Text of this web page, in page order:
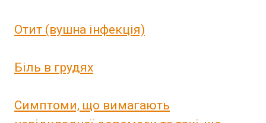
Отит (вушна інфекція)
Біль в грудях
Симптоми, що вимагають